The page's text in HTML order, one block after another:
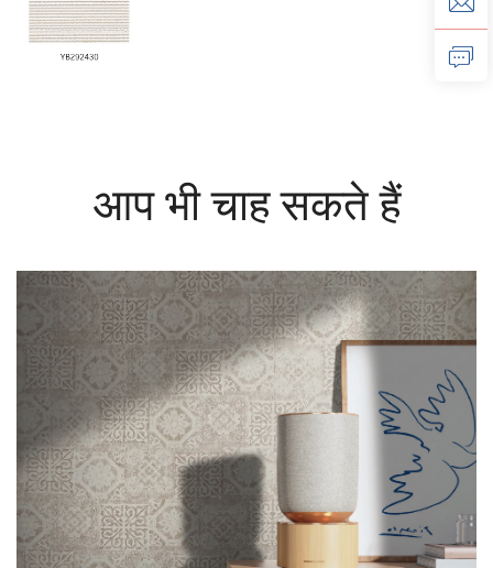
आप भी चाह सकते हैं